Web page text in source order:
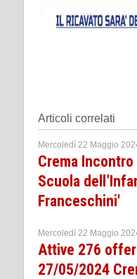
Articoli correlati
Mercoledì 22 Maggio
Crema
Scuola
Franceschini'
Mercoledì 22 Maggio
Attive 276
27/05/2024